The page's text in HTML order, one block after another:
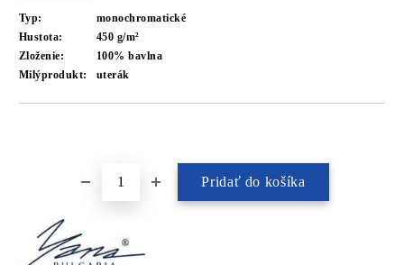
Typ:
monochromatické
Hustota:
450 g/m²
Zloženie:
100% bavlna
Milýprodukt:
uterák